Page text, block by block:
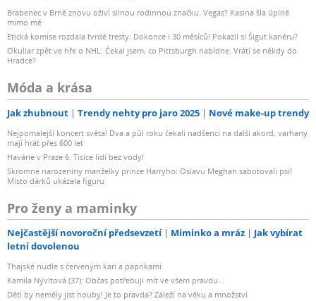
Brabenec v Brně znovu oživí silnou rodinnou značku. Vegas? Kasina šla úplně
mimo mě
Etická komise rozdala tvrdé tresty: Dokonce i 30 měsíců! Pokazil si Šigut kariéru?
Okuliar zpět ve hře o NHL: Čekal jsem, co Pittsburgh nabídne. Vrátí se někdy do
Hradce?
Móda a krása
Jak zhubnout Trendy nehty pro jaro 2025 Nové make-up trendy
Nejpomalejší koncert světa! Dva a půl roku čekali nadšenci na další akord, varhany
mají hrát přes 600 let
Havárie v Praze 6: Tisíce lidí bez vody!
Skromné narozeniny manželky prince Harryho: Oslavu Meghan sabotovali psi!
Místo dárků ukázala figuru
Pro ženy a maminky
Nejčastější novoroční předsevzetí Miminko a mráz
Jak vybírat
letní dovolenou
Thajské nudle s červeným kari a paprikami
Kamila Nývltová (37): Občas potřebuji mít ve všem pravdu...
Děti by neměly jíst houby! Je to pravda? Záleží na věku a množství